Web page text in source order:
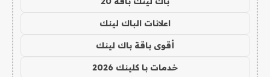
اعلانات الباك لينك
أقوى باقة باك لينك
خدمات با كلينك 2026